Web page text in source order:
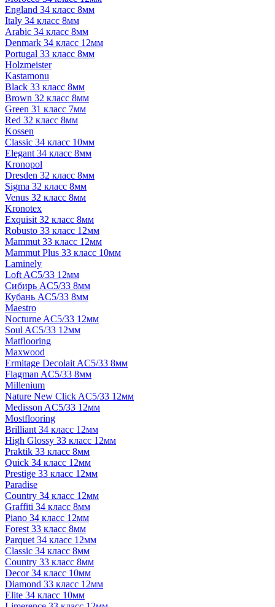
England 34 класс 8мм
Italy 34 класс 8мм
Arabic 34 класс 8мм
Denmark 34 класс 12мм
Portugal 33 класс 8мм
Holzmeister
Kastamonu
Black 33 класс 8мм
Brown 32 класс 8мм
Green 31 класс 7мм
Red 32 класс 8мм
Kossen
Classic 34 класс 10мм
Elegant 34 класс 8мм
Kronopol
Dresden 32 класс 8мм
Sigma 32 класс 8мм
Venus 32 класс 8мм
Kronotex
Exquisit 32 класс 8мм
Robusto 33 класс 12мм
Mammut 33 класс 12мм
Mammut Plus 33 класс 10мм
Laminely
Loft AC5/33 12мм
Сибирь AC5/33 8мм
Кубань AC5/33 8мм
Maestro
Nocturne AC5/33 12мм
Soul AC5/33 12мм
Matflooring
Maxwood
Ermitage Decolait AC5/33 8мм
Flagman AC5/33 8мм
Millenium
Nature New Click AC5/33 12мм
Medisson AC5/33 12мм
Mostflooring
Brilliant 34 класс 12мм
High Glossy 33 класс 12мм
Praktik 33 класс 8мм
Quick 34 класс 12мм
Prestige 33 класс 12мм
Paradise
Country 34 класс 12мм
Graffiti 34 класс 8мм
Piano 34 класс 12мм
Forest 33 класс 8мм
Parquet 34 класс 12мм
Classic 34 класс 8мм
Country 33 класс 8мм
Decor 34 класс 10мм
Diamond 33 класс 12мм
Elite 34 класс 10мм